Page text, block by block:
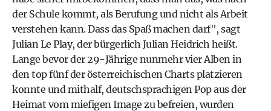
der Schule kommt, als Berufung und nicht als Arbeit
verstehen kann. Dass das Spaß machen darf", sagt
Julian Le Play, der bürgerlich Julian Heidrich heißt.
Lange bevor der 29-Jährige nunmehr vier Alben in
den top fünf der österreichischen Charts platzieren
konnte und mithalf, deutschsprachigen Pop aus der
Heimat vom miefigen Image zu befreien, wurden